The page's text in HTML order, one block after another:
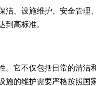
洁、设施维护、安全管
到高标准。
。它不仅包括日常的清洁
施的维护需要严格按照国